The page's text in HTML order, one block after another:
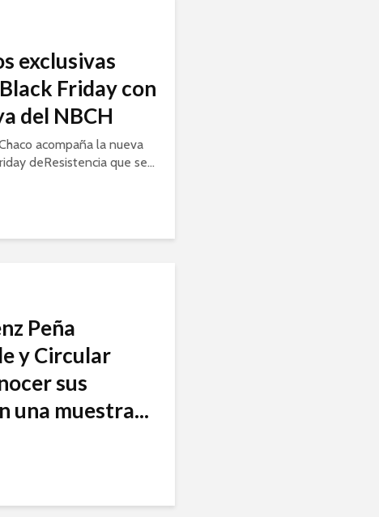
exclusivas
Friday con
del NBCH
acompaña la nueva
deResistencia que se...
Peña
y Circular
sus
una muestra...